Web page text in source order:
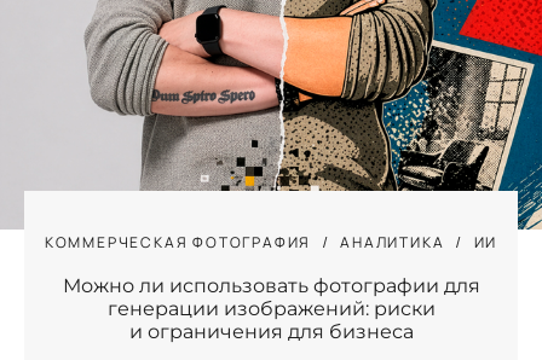
КОММЕРЧЕСКАЯ ФОТОГРАФИЯ АНАЛИТИКА ИИ
Можно ли использовать фотографии для
генерации изображений: риски
и ограничения для бизнеса